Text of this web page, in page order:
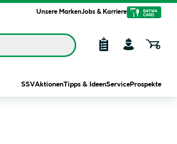
Unsere MarkenJobs & Karriere
SSVAktionenTipps & IdeenService Prospekte